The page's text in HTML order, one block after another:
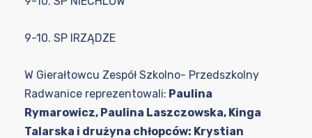
9-10. SP IRZĄDZE
W Gierałtowcu Zespół Szkolno- Przedszkolny
Radwanice reprezentowali: Paulina
Rymarowicz, Paulina Laszczowska, Kinga
Talarska i drużyna chłopców: Krystian